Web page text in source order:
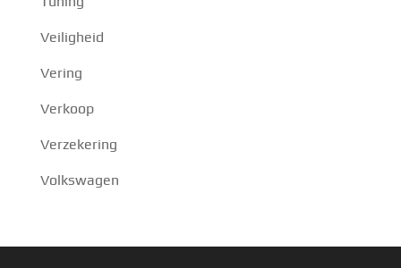
Veiligheid
Vering
Verkoop
Verzekering
Volkswagen